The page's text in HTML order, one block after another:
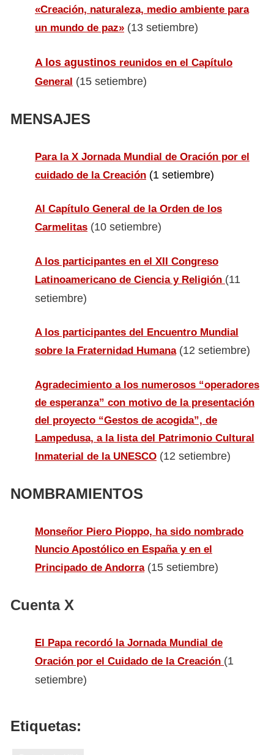
«Creación, naturaleza, medio ambiente para
un mundo de paz» (13 setiembre)
A los agustinos reunidos en el Capítulo
General (15 setiembre)
MENSAJES
Para la X Jornada Mundial de Oración por el
cuidado de la Creación (1 setiembre)
Al Capítulo General de la Orden de los
Carmelitas (10 setiembre)
A los participantes en el XII Congreso
Latinoamericano de Ciencia y Religión (11
setiembre)
A los participantes del Encuentro Mundial
sobre la Fraternidad Humana (12 setiembre)
Agradecimiento a los numerosos “operadores
de esperanza” con motivo de la presentación
del proyecto “Gestos de acogida”, de
Lampedusa, a la lista del Patrimonio Cultural
Inmaterial de la UNESCO (12 setiembre)
NOMBRAMIENTOS
Monseñor Piero Pioppo, ha sido nombrado
Nuncio Apostólico en España y en el
Principado de Andorra(15 setiembre)
Cuenta X
El Papa recordó la Jornada Mundial de
Oración por el Cuidado de la Creación (1
setiembre)
Etiquetas: